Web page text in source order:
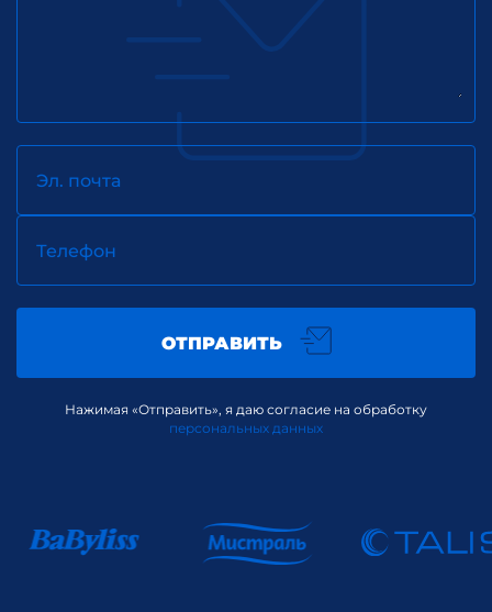
Эл. почта
Телефон
ОТПРАВИТЬ
Нажимая «Отправить», я даю согласие на обработку
персональных данных